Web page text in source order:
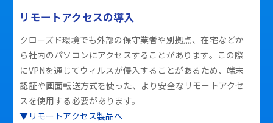
リモートアクセスの導入
クローズド環境でも外部の保守業者や別拠点、在宅などか
ら社内のパソコンにアクセスすることがあります。この際
にVPNを通じてウィルスが侵入することがあるため、端末
認証や画面転送方式を使った、より安全なリモートアクセ
スを使用する必要があります。
▼リモートアクセス製品へ